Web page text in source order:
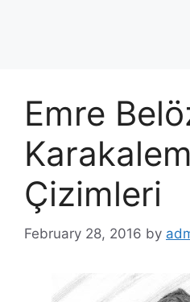
Emre
Karakalem
Çizimleri
February 28, 2016 by